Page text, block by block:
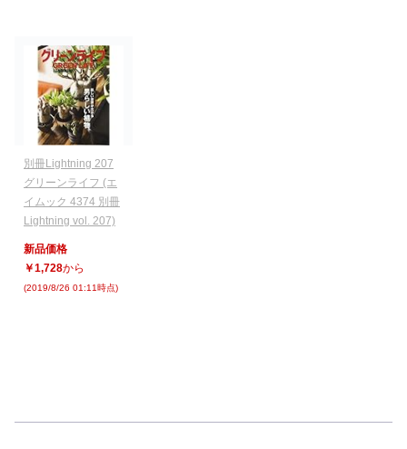
別冊Lightning 207
グリーンライフ (エ
イムック 4374 別冊
Lightning vol. 207)
新品価格
￥1,728から
(2019/8/26 01:11時点)